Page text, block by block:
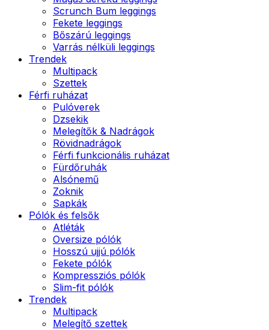
Scrunch Bum leggings
Fekete leggings
Bőszárú leggings
Varrás nélküli leggings
Trendek
Multipack
Szettek
Férfi ruházat
Pulóverek
Dzsekik
Melegítők & Nadrágok
Rövidnadrágok
Férfi funkcionális ruházat
Fürdőruhák
Alsónemű
Zoknik
Sapkák
Pólók és felsők
Atléták
Oversize pólók
Hosszú ujjú pólók
Fekete pólók
Kompressziós pólók
Slim-fit pólók
Trendek
Multipack
Melegítő szettek